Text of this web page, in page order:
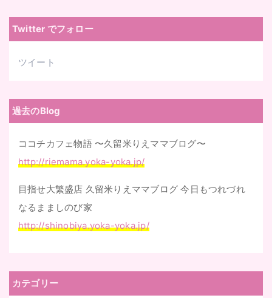
レ
Twitter でフォロー
ツイート
過去のBlog
ココチカフェ物語 〜久留米りえママブログ〜
http://riemama.yoka-yoka.jp/
目指せ大繁盛店 久留米りえママブログ 今日もつれづれ
なるまましのび家
http://shinobiya.yoka-yoka.jp/
カテゴリー